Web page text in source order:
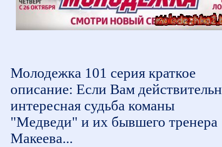
Молодежка 101 серия краткое
описание: Если Вам
интересная судьба команы
"Медведи" и их бывшего тренера
Макеева...